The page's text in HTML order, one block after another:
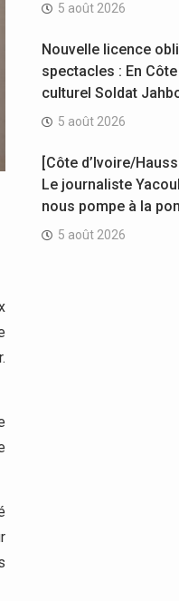
5 août 2026
Nouvelle licence
spectacles : En
culturel Soldat
5 août 2026
[Côte d’Ivoire/
Le journaliste
nous pompe à la
5 août 2026